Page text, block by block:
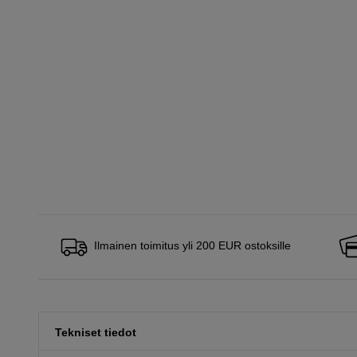
Ilmainen toimitus yli 200 EUR ostoksille
Tekniset tiedot